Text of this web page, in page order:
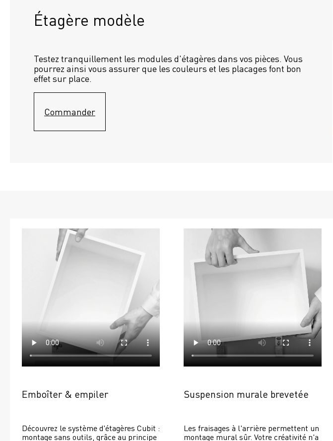
Étagère modèle
Testez tranquillement les modules d'étagères dans vos pièces. Vous
pourrez ainsi vous assurer que les couleurs et les placages font bon
effet sur place.
Commander
Emboîter & empiler
Découvrez le système d'étagères Cubit :
montage sans outils, grâce au principe
Suspension murale brevetée
Les fraisages à l'arrière permettent un
montage mural sûr. Votre créativité n'a